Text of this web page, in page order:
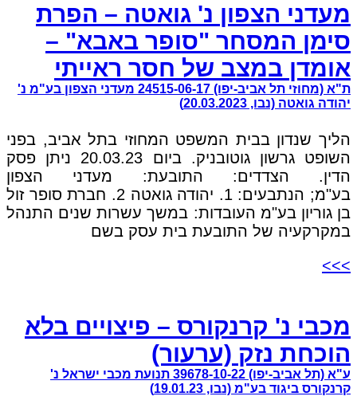
מעדני הצפון נ' גואטה – הפרת
סימן המסחר "סופר באבא" –
אומדן במצב של חסר ראייתי
ת"א (מחוזי תל אביב-יפו) 24515-06-17 מעדני הצפון בע"מ נ'
יהודה גואטה (נבו, 20.03.2023)
הליך שנדון בבית המשפט המחוזי בתל אביב, בפני
השופט גרשון גוטובניק. ביום 20.03.23 ניתן פסק
הדין. הצדדים: התובעת: מעדני הצפון
בע"מ; הנתבעים: 1. יהודה גואטה 2. חברת סופר זול
בן גוריון בע"מ העובדות: במשך עשרות שנים התנהל
במקרקעיה של התובעת בית עסק בשם
>>>
מכבי נ' קרנקורס – פיצויים בלא
הוכחת נזק (ערעור)
ע"א (תל אביב-יפו) 39678-10-22 תנועת מכבי ישראל נ'
קרנקורס ביגוד בע"מ (נבו, 19.01.23)